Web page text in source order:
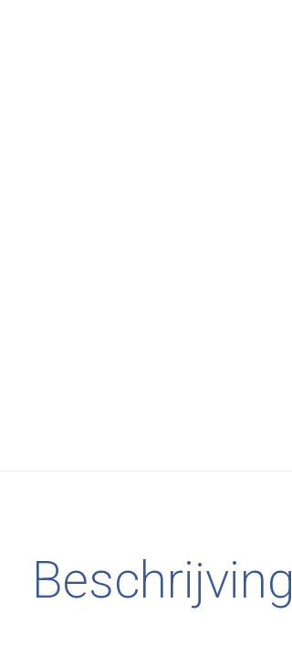
Beschrijving